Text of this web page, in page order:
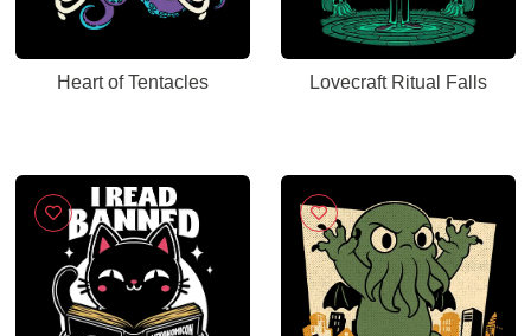
Heart of Tentacles Lovecraft Ritual Falls